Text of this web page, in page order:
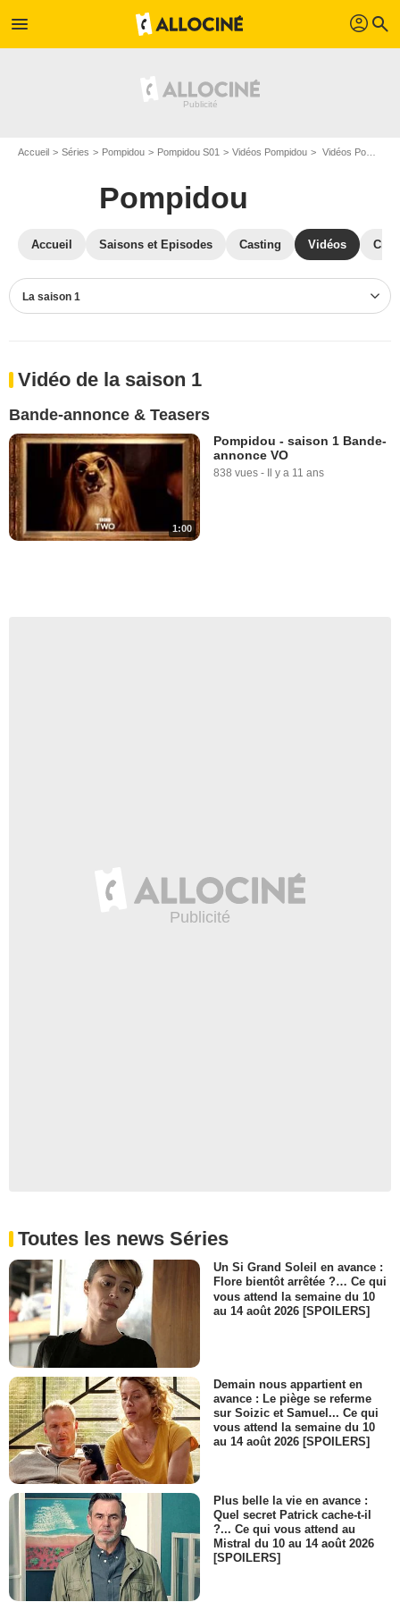
menu profil search
Accueil Séries Pompidou Pompidou S01 Vidéos Pompidou Vidéos Pompidou S01
Pompidou
Accueil Saisons et Episodes Casting Vidéos
La saison 1
Vidéo de la saison 1
Bande-annonce & Teasers
1:00
Pompidou - saison 1 Bande-
annonce VO
838 vues - Il y a 11 ans
Toutes les news Séries
Un Si Grand Soleil en avance :
Flore bientôt arrêtée ?… Ce qui
vous attend la semaine du 10
au 14 août 2026 [SPOILERS]
Demain nous appartient en
avance : Le piège se referme
sur Soizic et Samuel... Ce qui
vous attend la semaine du 10
au 14 août 2026 [SPOILERS]
Plus belle la vie en avance :
Quel secret Patrick cache-t-il
?... Ce qui vous attend au
Mistral du 10 au 14 août 2026
[SPOILERS]